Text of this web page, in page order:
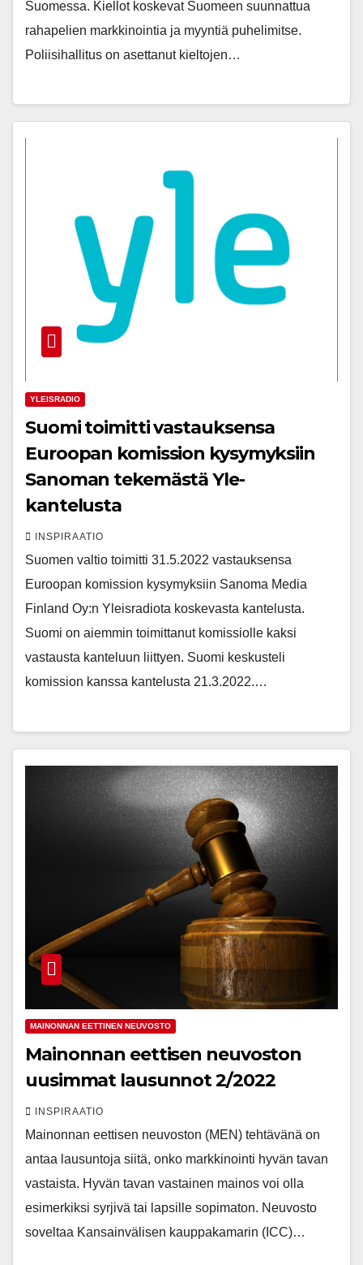
Suomessa. Kiellot koskevat Suomeen suunnattua
rahapelien markkinointia ja myyntiä puhelimitse.
Poliisihallitus on asettanut kieltojen…
YLEISRADIO
Suomi toimitti vastauksensa
Euroopan komission kysymyksiin
Sanoman tekemästä Yle-
kantelusta
INSPIRAATIO
Suomen valtio toimitti 31.5.2022 vastauksensa
Euroopan komission kysymyksiin Sanoma Media
Finland Oy:n Yleisradiota koskevasta kantelusta.
Suomi on aiemmin toimittanut komissiolle kaksi
vastausta kanteluun liittyen. Suomi keskusteli
komission kanssa kantelusta 21.3.2022.…
MAINONNAN EETTINEN NEUVOSTO
Mainonnan eettisen neuvoston
uusimmat lausunnot 2/2022
INSPIRAATIO
Mainonnan eettisen neuvoston (MEN) tehtävänä on
antaa lausuntoja siitä, onko markkinointi hyvän tavan
vastaista. Hyvän tavan vastainen mainos voi olla
esimerkiksi syrjivä tai lapsille sopimaton. Neuvosto
soveltaa Kansainvälisen kauppakamarin (ICC)…